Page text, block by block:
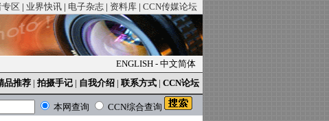
区 | 业界快讯 | 电子杂志 | 资料库 | CCN传媒论坛
ENGLISH - 中文简体
品推荐 | 拍摄手记 | 自我介绍 | 联系方式 | CCN论坛
本网查询 CCN综合查询